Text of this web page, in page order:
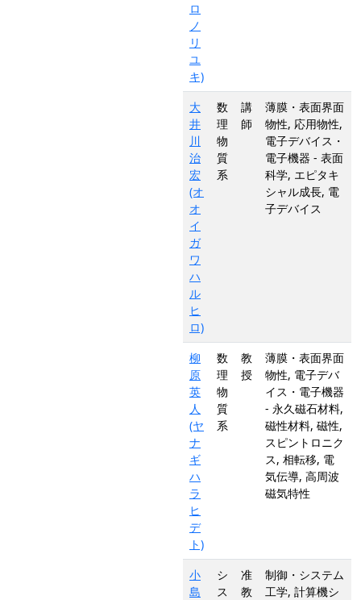
ロ
ノ
リ
ユ
キ)
大
井
川
治
宏
(オ
オ
イ
ガ
ワ
ハ
ル
ヒ
ロ)
数
理
物
質
系
講
師
薄膜・表面界面
物性, 応用物性,
電子デバイス・
電子機器 - 表面
科学, エピタキ
シャル成長, 電
子デバイス
柳
原
英
人
(ヤ
ナ
ギ
ハ
ラ
ヒ
デ
ト)
数
理
物
質
系
教
授
薄膜・表面界面
物性, 電子デバ
イス・電子機器
- 永久磁石材料,
磁性材料, 磁性,
スピントロニク
ス, 相転移, 電
気伝導, 高周波
磁気特性
小
島
シ
ス
准
教
制御・システム
工学, 計算機シ